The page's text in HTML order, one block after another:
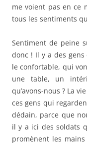
me voient pas en ce
tous les sentiments
Sentiment de peine
donc ! Il y a des
le confortable, qui
une table, un
qu’avons-nous ? La
ces gens qui
dédain, parce que
il y a ici des soldats
promènent les